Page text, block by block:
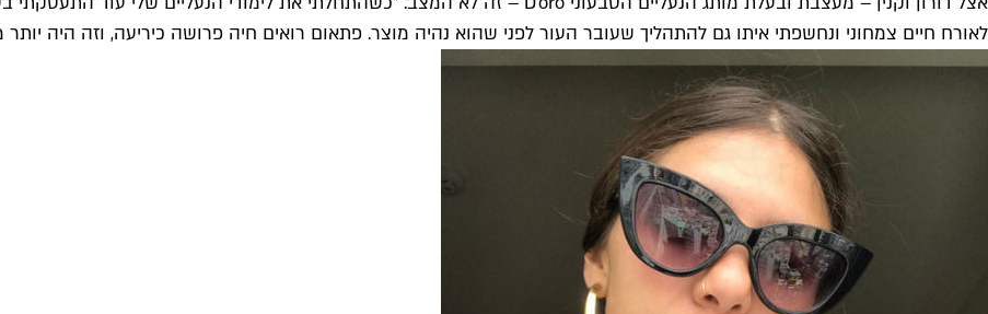
לאורח חיים צמחוני ונחשפתי איתו גם להתהליך שעובר העור לפני שהוא נהיה מוצר. פתאום רואים חיה פרושה כיריעה, וזה היה יותר